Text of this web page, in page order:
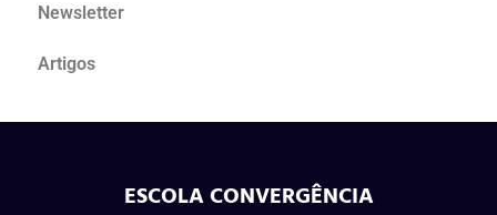
Newsletter
Artigos
ESCOLA CONVERGÊNCIA